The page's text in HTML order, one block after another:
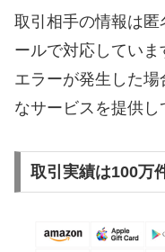
取引相手の情報は匿
ールで対応していま
エラーが発生した
なサービスを提供し
取引実績は100万